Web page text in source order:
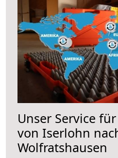
Unser Service
von Iserlohn
Wolfratshausen